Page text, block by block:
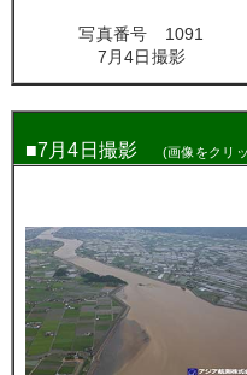
写真番号 1091
7月4日撮影
■7月4日撮影 (画像をクリ